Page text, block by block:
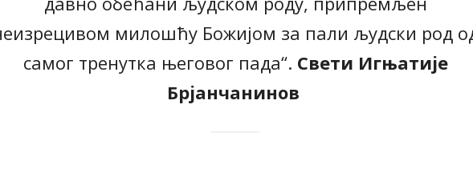
милошћу Божијом за пали људски род
самог тренутка његовог пада“. Свети Игњатије
Брјанчанинов